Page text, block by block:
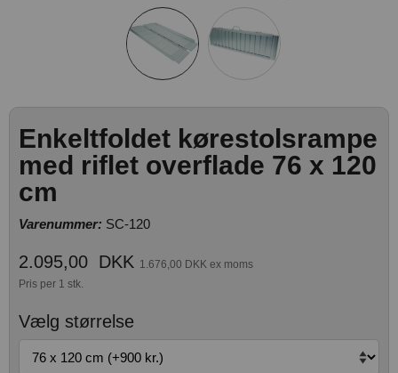
Enkeltfoldet kørestolsrampe
med riflet overflade 76 x 120
cm
Varenummer: SC-120
2.095,00 DKK 1.676,00 DKK ex moms
Pris per 1 stk.
Vælg størrelse